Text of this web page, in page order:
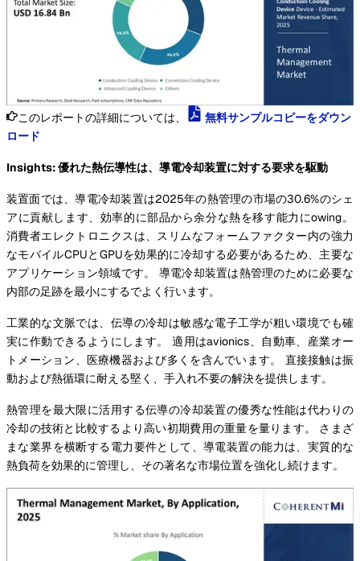
このレポートの詳細については、
無料サンプルコピーをダウン
ロード
Insights: 優れた熱伝導性は、導電冷却装置に対する要求を駆動
装置面では、導電冷却装置は2025年の熱管理の市場の30.6%のシェ
アに貢献します、効率的に部品から余分な熱を移す能力にowing。
消費者エレクトロニクスは、スリムなフォームファクター内の強力
なモバイルCPUとGPUを効果的に冷却する必要があるため、主要な
アプリケーション領域です。 導電冷却装置は熱管理のために必要な
内部の足跡を最小にするでよく行います。
工業的な文脈では、伝導の冷却は敏感な電子工学が粗い環境でも確
実に作動できるようにします。 適用はavionics、自動車、産業オー
トメーション、医療機器および多くを含んでいます。 直接接触は振
動および熱循環に耐える堅く、手入れ不要の解決を提供します。
熱管理を最大限に活用する伝導の冷却装置の優秀な性能は代わりの
冷却の技術と比較するより高い初期費用の重量を量ります。 さまざ
まな業界を横断する電力要件として、導電装置の能力は、実質的な
熱負荷を効果的に管理し、その著名な市場位置を強化し続けます。